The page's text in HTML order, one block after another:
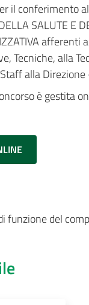
il conferimento
SALUTE E
Tecniche, alla
alla
è gestita
funzione del